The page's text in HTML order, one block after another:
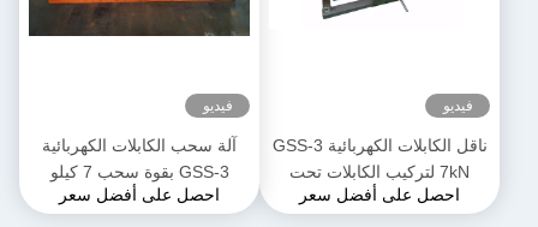
فيديو
ناقل الكابلات الكهربائية GSS-3
7kN لتركيب الكابلات تحت
الأرض
احصل على أفضل سعر
فيديو
آلة سحب الكابلات الكهربائية
GSS-3 بقوة سحب 7 كيلو
نيوتن، معتمدة من CE وتصميم
احصل على أفضل سعر